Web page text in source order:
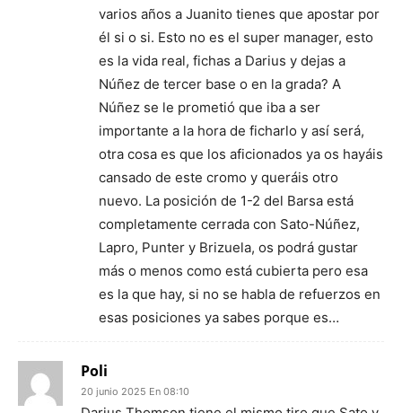
varios años a Juanito tienes que apostar por
él si o si. Esto no es el super manager, esto
es la vida real, fichas a Darius y dejas a
Núñez de tercer base o en la grada? A
Núñez se le prometió que iba a ser
importante a la hora de ficharlo y así será,
otra cosa es que los aficionados ya os hayáis
cansado de este cromo y queráis otro
nuevo. La posición de 1-2 del Barsa está
completamente cerrada con Sato-Núñez,
Lapro, Punter y Brizuela, os podrá gustar
más o menos como está cubierta pero esa
es la que hay, si no se habla de refuerzos en
esas posiciones ya sabes porque es…
Poli
20 junio 2025 En 08:10